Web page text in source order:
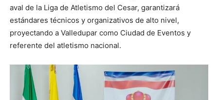
aval de la Liga de Atletismo del Cesar, garantizará
estándares técnicos y organizativos de alto nivel,
proyectando a Valledupar como Ciudad de Eventos y
referente del atletismo nacional.